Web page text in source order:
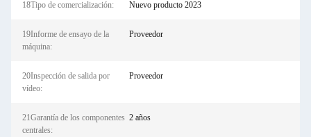
18Tipo de comercialización: Nuevo producto 2023
19Informe de ensayo de la
máquina:
Proveedor
20Inspección de salida por
vídeo:
Proveedor
21Garantía de los componentes
centrales:
2 años